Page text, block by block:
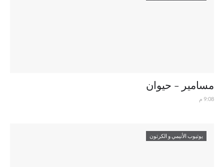
مسامير - حيوان
9:08 م
يوتيوب الأنيمي و الكرتون